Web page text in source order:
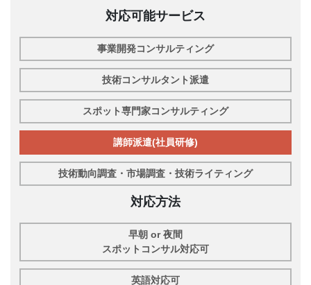
対応可能サービス
事業開発コンサルティング
技術コンサルタント派遣
スポット専門家コンサルティング
講師派遣(社員研修)
技術動向調査・市場調査・技術ライティング
対応方法
早朝 or 夜間
スポットコンサル対応可
英語対応可